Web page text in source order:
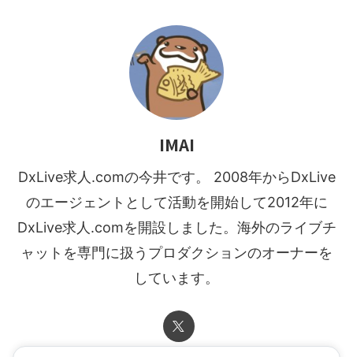
IMAI
DxLive求人.comの今井です。 2008年からDxLive
のエージェントとして活動を開始して2012年に
DxLive求人.comを開設しました。海外のライブチ
ャットを専門に扱うプロダクションのオーナーを
しています。